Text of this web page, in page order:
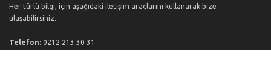
Her türlü bilgi, için aşağıdaki iletişim araçlarını kullanarak bize
ulaşabilirsiniz.
Telefon: 0212 213 30 31